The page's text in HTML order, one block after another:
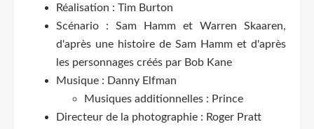
Réalisation : Tim Burton
Scénario : Sam Hamm et Warren Skaaren,
d'après une histoire de Sam Hamm et d'après
les personnages créés par Bob Kane
Musique : Danny Elfman
Musiques additionnelles : Prince
Directeur de la photographie : Roger Pratt